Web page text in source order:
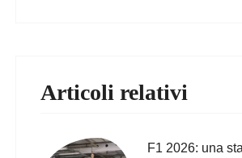
Articoli relativi
F1 2026: una